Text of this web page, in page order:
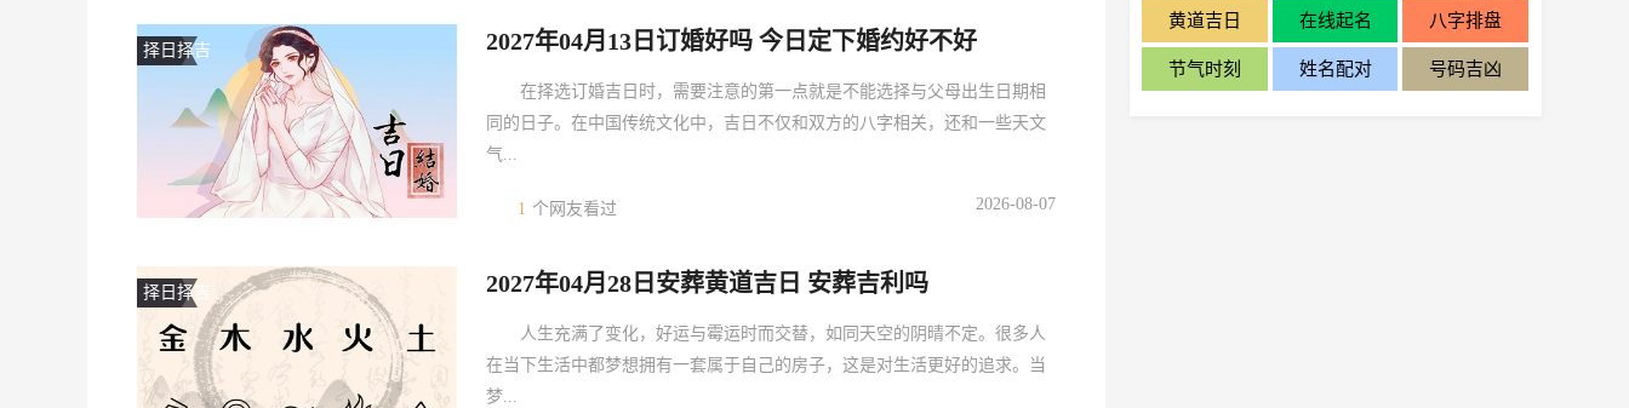
择日择吉 2027年04月13日订婚好吗 今日定下婚约好不好
在择选订婚吉日时，需要注意的第一点就是不能选择与父母出生日期相
同的日子。在中国传统文化中，吉日不仅和双方的八字相关，还和一些天文
气...
1 个网友看过 2026-08-07
择日择吉 2027年04月28日安葬黄道吉日 安葬吉利吗
人生充满了变化，好运与霉运时而交替，如同天空的阴晴不定。很多人
在当下生活中都梦想拥有一套属于自己的房子，这是对生活更好的追求。当
梦...
黄道吉日 在线起名 八字排盘
节气时刻 姓名配对 号码吉凶